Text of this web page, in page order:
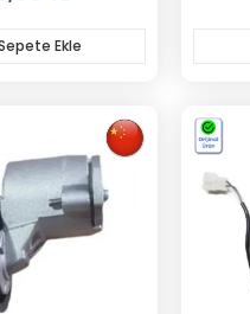
Ekle